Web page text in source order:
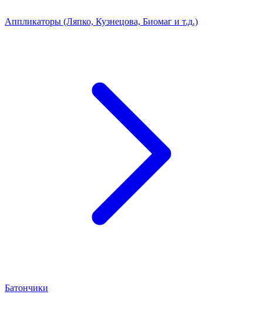
Аппликаторы (Ляпко, Кузнецова, Биомаг и т.д.)
Батончики